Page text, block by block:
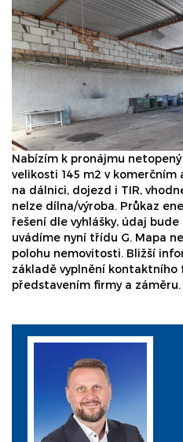
Nabízím k pronájmu
velikosti 145 m2 v
na dálnici, dojezd i TIR,
nelze dílna/výroba. Průkaz
řešení dle vyhlášky, údaj
uvádíme nyní třídu G. Mapa
polohu nemovitosti. Bližší
základě vyplnění
představením firmy a záměru.